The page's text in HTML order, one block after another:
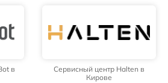
в
Сервисный центр Halten в
Кирове